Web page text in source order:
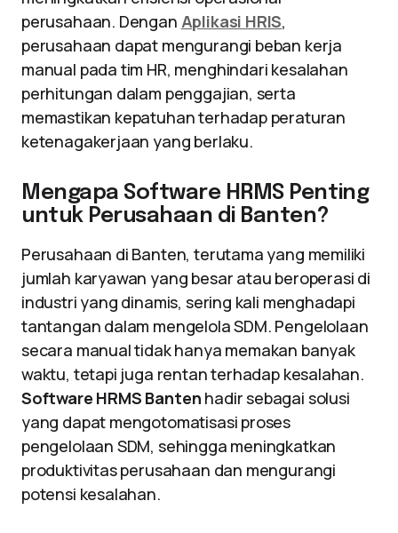
perusahaan. Dengan Aplikasi HRIS,
perusahaan dapat mengurangi beban kerja
manual pada tim HR, menghindari kesalahan
perhitungan dalam penggajian, serta
memastikan kepatuhan terhadap peraturan
ketenagakerjaan yang berlaku.
Mengapa Software HRMS Penting
untuk Perusahaan di Banten?
Perusahaan di Banten, terutama yang memiliki
jumlah karyawan yang besar atau beroperasi di
industri yang dinamis, sering kali menghadapi
tantangan dalam mengelola SDM. Pengelolaan
secara manual tidak hanya memakan banyak
waktu, tetapi juga rentan terhadap kesalahan.
Software HRMS Banten hadir sebagai solusi
yang dapat mengotomatisasi proses
pengelolaan SDM, sehingga meningkatkan
produktivitas perusahaan dan mengurangi
potensi kesalahan.